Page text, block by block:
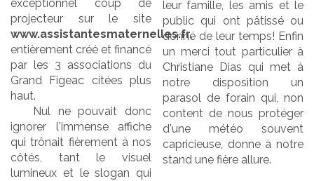
exceptionnel coup de
projecteur sur le site
www.assistantesmaternelles.fr,
entièrement créé et financé
par les 3 associations du
Grand Figeac citées plus
haut.
Nul ne pouvait donc
ignorer l'immense affiche
qui trônait fièrement à nos
côtés, tant le visuel
lumineux et le slogan qui
leur famille, les amis et le
public qui ont pâtissé ou
donné de leur temps! Enfin
un merci tout particulier à
Christiane Dias qui met à
notre disposition un
parasol de forain qui, non
content de nous protéger
d'une météo souvent
capricieuse, donne à notre
stand une fière allure.